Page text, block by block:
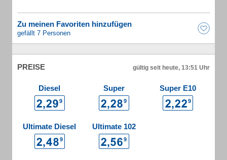
Zu meinen Favoriten hinzufügen
gefällt 7 Personen
PREISE gültig seit heute, 13:51 Uhr
Diesel Super Super E10
Ultimate Diesel Ultimate 102